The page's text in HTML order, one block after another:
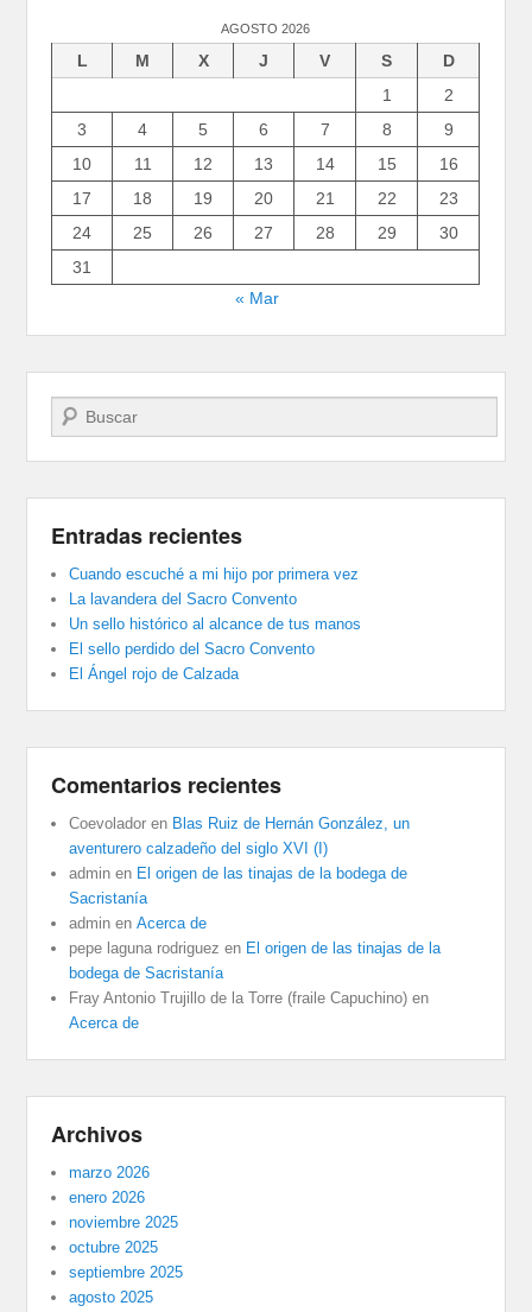
AGOSTO 2026
L M X J V S
D
1
2
3
4 5 6 7 8
9
10
11 12 13 14 15
16
17
18 19 20 21 22
23
24
25 26 27 28 29
30
31
« Mar
Buscar
Entradas recientes
Cuando escuché a mi hijo por primera vez
La lavandera del Sacro Convento
Un sello histórico al alcance de tus manos
El sello perdido del Sacro Convento
El Ángel rojo de Calzada
Comentarios recientes
Coevolador en Blas Ruiz de Hernán González, un
aventurero calzadeño del siglo XVI (I)
admin en El origen de las tinajas de la bodega de
Sacristanía
admin enAcerca de
pepe laguna rodriguez en El origen de las tinajas de la
bodega de Sacristanía
Fray Antonio Trujillo de la Torre (fraile Capuchino) en
Acerca de
Archivos
marzo 2026
enero 2026
noviembre 2025
octubre 2025
septiembre 2025
agosto 2025